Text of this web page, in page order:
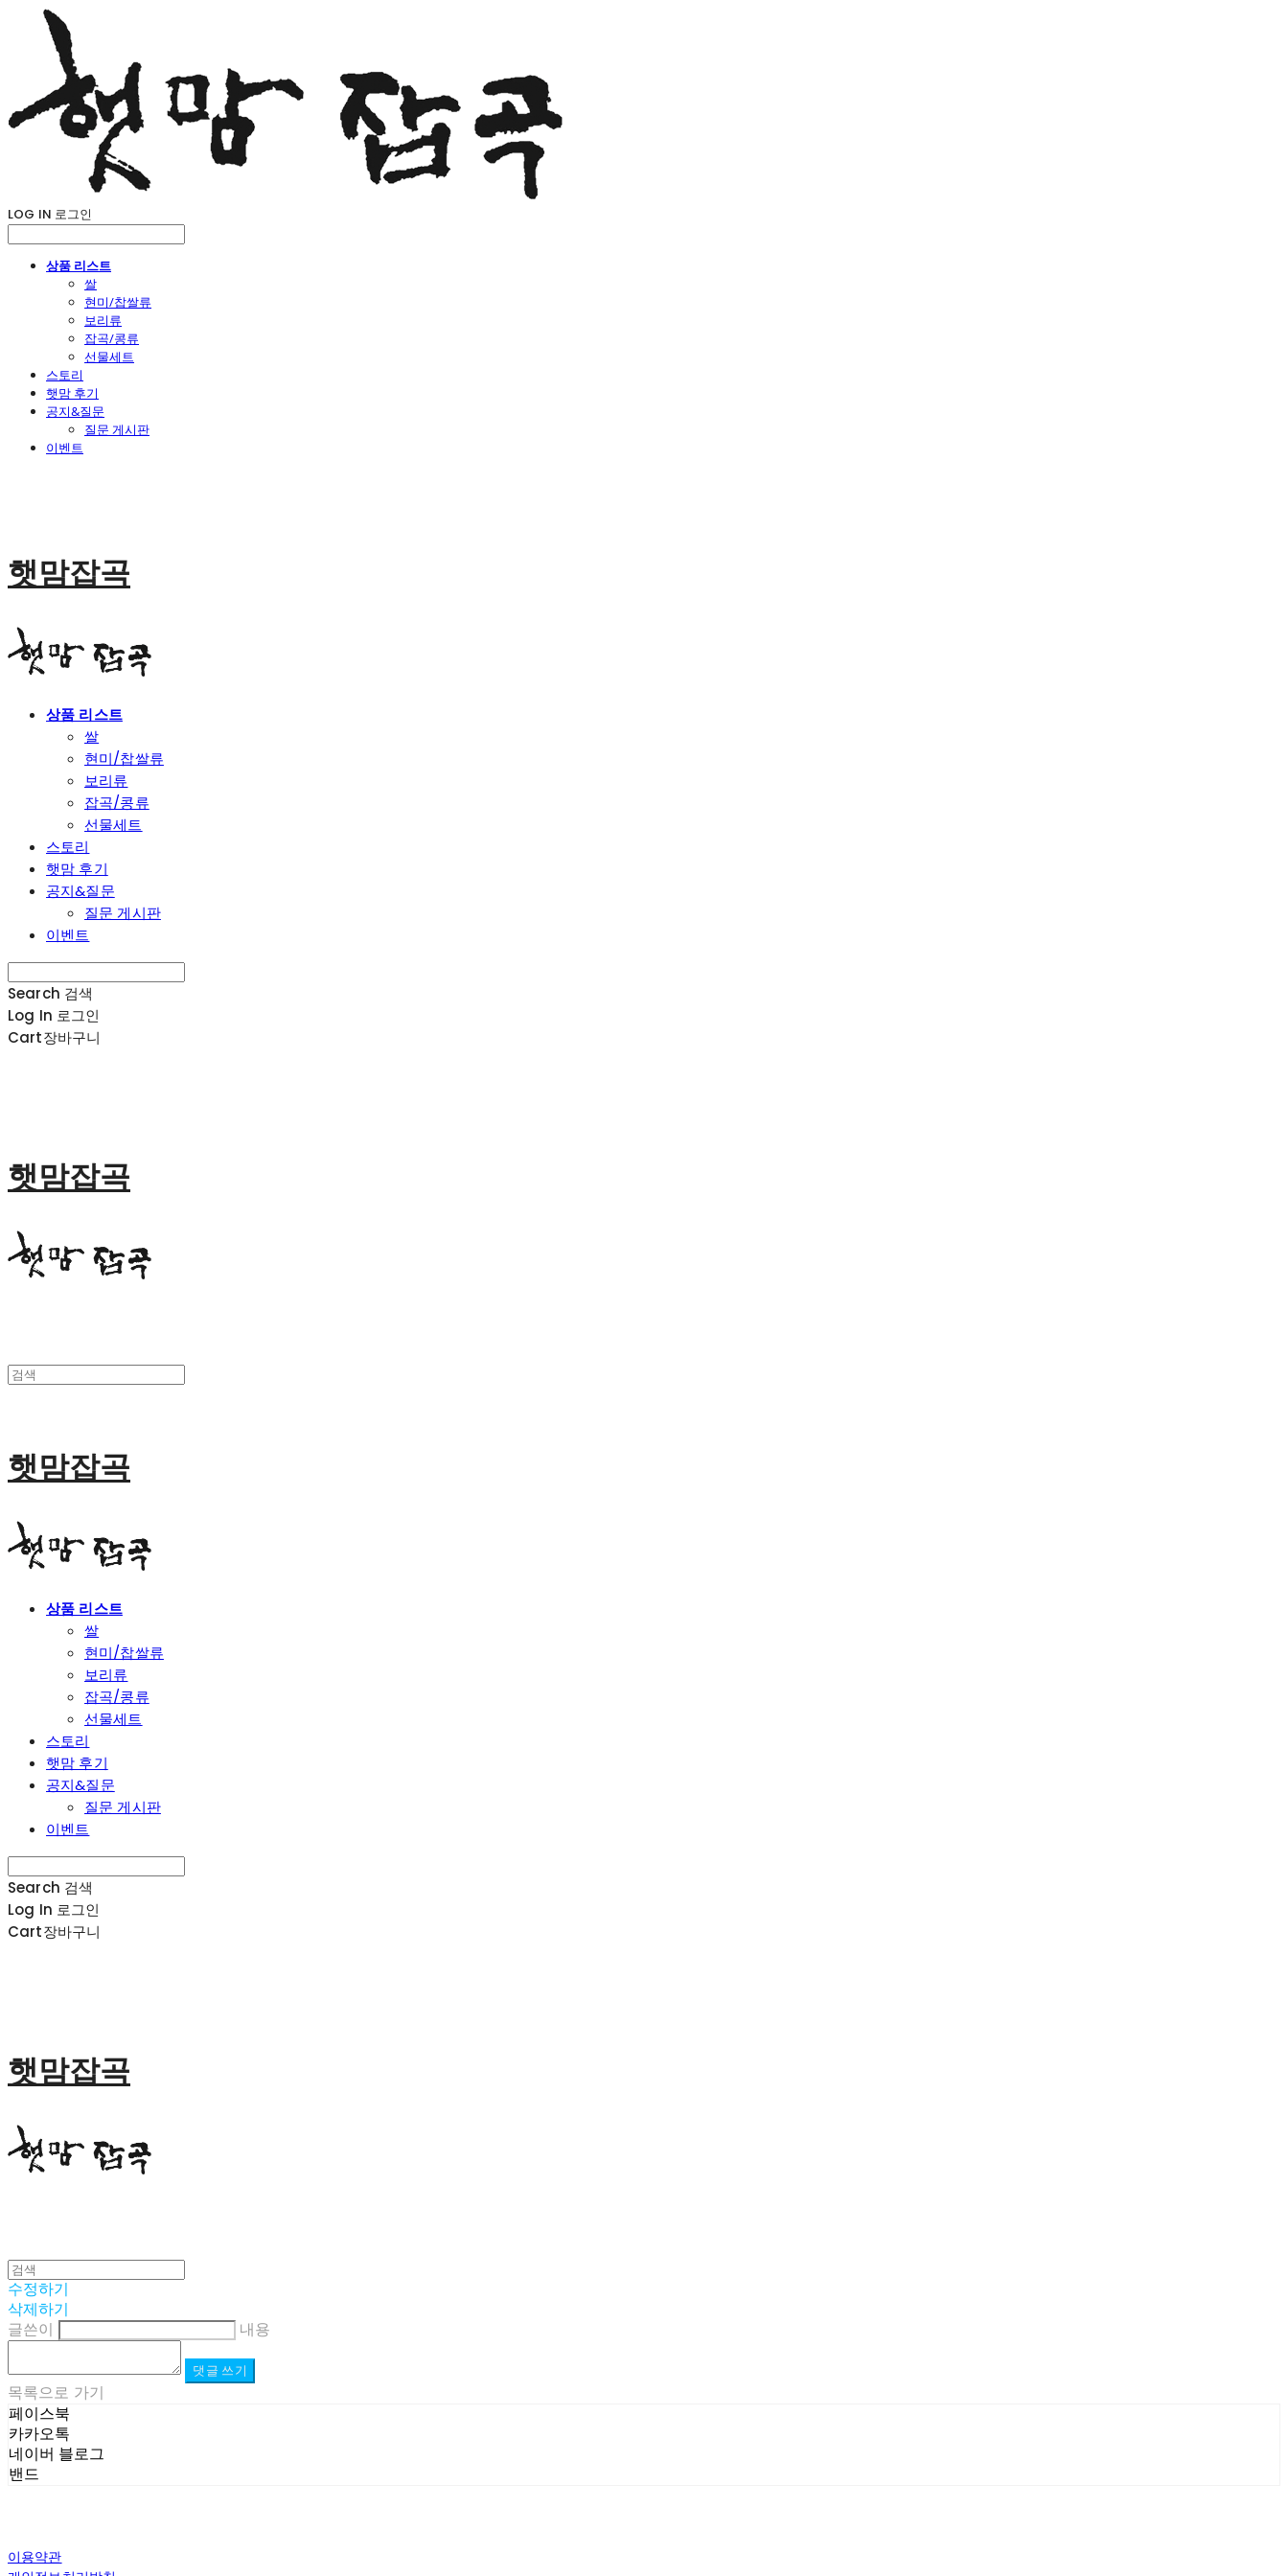
LOG IN 로그인
상품 리스트
쌀
현미/찹쌀류
보리류
잡곡/콩류
선물세트
스토리
햇맘 후기
공지&질문
질문 게시판
이벤트
햇맘잡곡
상품 리스트
쌀
현미/찹쌀류
보리류
잡곡/콩류
선물세트
스토리
햇맘 후기
공지&질문
질문 게시판
이벤트
Search 검색
Log In 로그인
Cart장바구니
햇맘잡곡
햇맘잡곡
상품 리스트
쌀
현미/찹쌀류
보리류
잡곡/콩류
선물세트
스토리
햇맘 후기
공지&질문
질문 게시판
이벤트
Search 검색
Log In 로그인
Cart장바구니
햇맘잡곡
수정하기
삭제하기
글쓴이
내용
댓글 쓰기
목록으로 가기
페이스북
카카오톡
네이버 블로그
밴드
이용약관